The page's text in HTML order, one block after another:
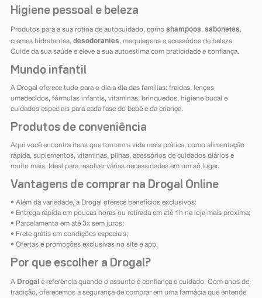
Higiene pessoal e beleza
Produtos para a sua rotina de autocuidado, como shampoos, sabonetes,
cremes hidratantes, desodorantes, maquiagens e acessórios de beleza.
Cuide da sua saúde e eleve a sua autoestima com praticidade e confiança.
Mundo infantil
A Drogal oferece tudo para o dia a dia das famílias: fraldas, lenços
umedecidos, fórmulas infantis, vitaminas, brinquedos, higiene bucal e
cuidados especiais para cada fase do bebê e da criança.
Produtos de conveniência
Aqui você encontra itens que tornam a vida mais prática, como alimentação
rápida, suplementos, vitaminas, pilhas, acessórios de cuidados diários e
muito mais. Ideal para resolver várias necessidades em um só lugar.
Vantagens de comprar na Drogal Online
• Além da variedade, a Drogal oferece benefícios exclusivos:
• Entrega rápida em poucas horas ou retirada em até 1h na loja mais próxima;
• Parcelamento em até 3x sem juros;
• Frete grátis em condições especiais;
• Ofertas e promoções exclusivas no site e app.
Por que escolher a Drogal?
A Drogal é referência quando o assunto é confiança e cuidado. Com anos de
tradição, oferecemos a segurança de comprar em uma farmácia que entende